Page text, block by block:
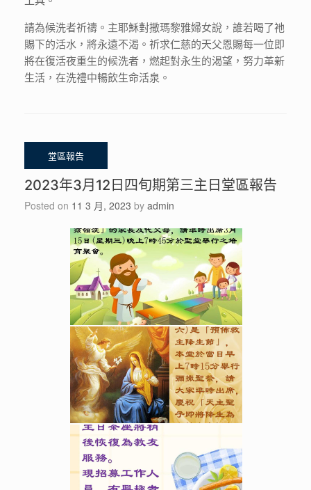
請為候洗者祈禱。主耶穌對撒瑪黎雅婦女說，誰若喝了祂
賜下的活水，將永遠不渴。祈求仁慈的天父恩賜每一位即
將在復活夜重生的候洗者，燃起對永生的渴望，努力革新
生活，在洗禮中暢飲生命活泉。
2023年3月12日四旬期第三主日堂區報告
Posted on 11 3 月, 2023 by admin